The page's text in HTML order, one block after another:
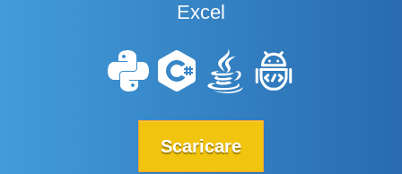
Excel
Scaricare